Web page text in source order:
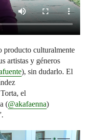
producto culturalmente
artistas y géneros
), sin dudarlo. El
el
(@akafaenna)